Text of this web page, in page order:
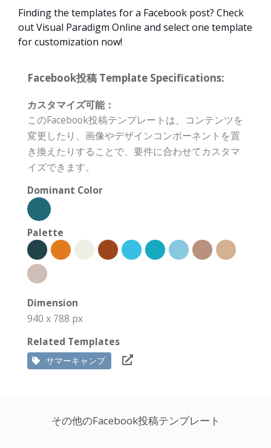
Finding the templates for a Facebook post? Check
out Visual Paradigm Online and select one template
for customization now!
Facebook投稿 Template Specifications:
カスタマイズ可能：
このFacebook投稿テンプレートは、コンテンツを
変更したり、画像やデザインコンポーネントを置
き換えたりすることで、要件に合わせてカスタマ
イズできます。
Dominant Color
Palette
Dimension
940 x 788 px
Related Templates
サマーキャンプ
その他のFacebook投稿テンプレート